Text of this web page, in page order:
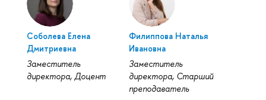
Соболева Елена
Дмитриевна
Заместитель
директора, Доцент
Филиппова Наталья
Ивановна
Заместитель
директора, Старший
преподаватель